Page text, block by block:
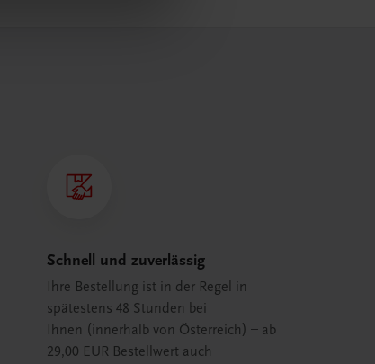
Schnell und zuverlässig
Ihre Bestellung ist in der Regel in
spätestens 48 Stunden bei
Ihnen (innerhalb von Österreich) – ab
29,00 EUR Bestellwert auch